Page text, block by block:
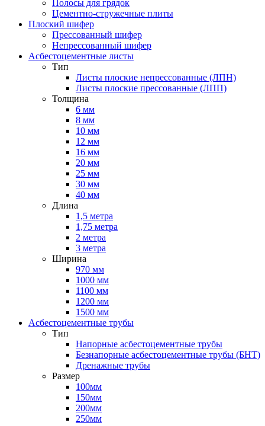
Полосы для грядок
Цементно-стружечные плиты
Плоский шифер
Прессованный шифер
Непрессованный шифер
Асбестоцементные листы
Тип
Листы плоские непрессованные (ЛПН)
Листы плоские прессованные (ЛПП)
Толщина
6 мм
8 мм
10 мм
12 мм
16 мм
20 мм
25 мм
30 мм
40 мм
Длина
1,5 метра
1,75 метра
2 метра
3 метра
Ширина
970 мм
1000 мм
1100 мм
1200 мм
1500 мм
Асбестоцементные трубы
Тип
Напорные асбестоцементные трубы
Безнапорные асбестоцементные трубы (БНТ)
Дренажные трубы
Размер
100мм
150мм
200мм
250мм